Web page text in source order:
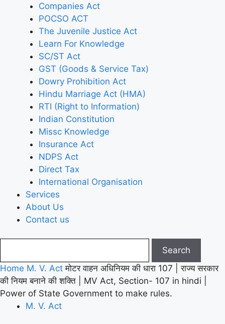
Companies Act
POCSO ACT
The Juvenile Justice Act
Learn For Knowledge
SC/ST Act
GST (Goods & Service Tax)
Dowry Prohibition Act
Hindu Marriage Act (HMA)
RTI (Right to Information)
Indian Constitution
Missc Knowledge
Insurance Act
NDPS Act
Direct Tax
International Organisation
Services
About Us
Contact us
Home M. V. Act मोटर वाहन अधिनियम की धारा 107 | राज्य सरकार
की नियम बनाने की शक्ति | MV Act, Section- 107 in hindi |
Power of State Government to make rules.
M. V. Act